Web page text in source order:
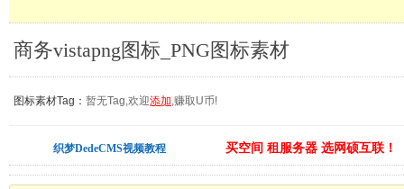
商务vistapng图标_PNG图标素材
图标素材Tag： 暂无Tag,欢迎添加,赚取U币!
织梦DedeCMS视频教程 买空间 租服务器 选网硕互联！